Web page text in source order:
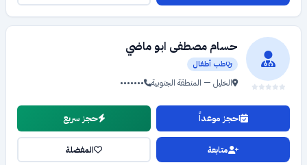
حسام مصطفى ابو ماضي
طب أطفال
الخليل — المنطقة الجنوبية •••••••
احجز موعداً حجز سريع
متابعة المفضلة